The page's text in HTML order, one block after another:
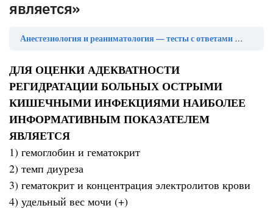
является»
Анестезиология и реаниматология — тесты с ответами Урок
ДЛЯ ОЦЕНКИ АДЕКВАТНОСТИ
РЕГИДРАТАЦИИ БОЛЬНЫХ ОСТРЫМИ
КИШЕЧНЫМИ ИНФЕКЦИЯМИ НАИБОЛЕЕ
ИНФОРМАТИВНЫМ ПОКАЗАТЕЛЕМ
ЯВЛЯЕТСЯ
1) гемоглобин и гематокрит
2) темп диуреза
3) гематокрит и концентрация электролитов крови
4) удельный вес мочи (+)